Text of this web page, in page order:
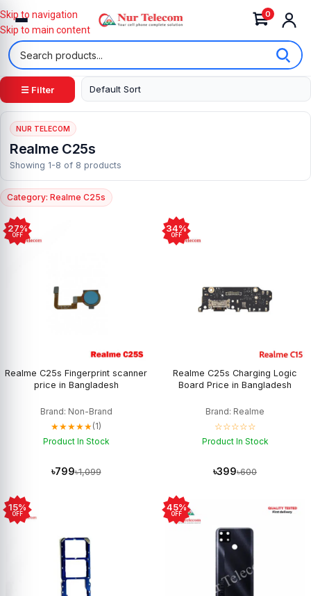
0
Skip to navigation
Skip to main content
☰ Filter
NUR TELECOM
Realme C25s
Showing 1-8 of 8 products
Category: Realme C25s
27%
OFF
Realme C25s Fingerprint scanner
price in Bangladesh
Brand: Non-Brand
★★★★★(1)
Product In Stock
৳799৳1,099
34%
OFF
Realme C25s Charging Logic
Board Price in Bangladesh
Brand: Realme
☆☆☆☆☆
Product In Stock
৳399৳600
15%
OFF
45%
OFF